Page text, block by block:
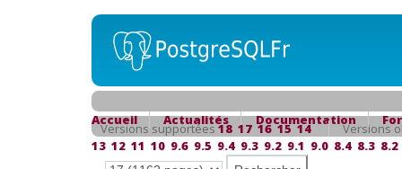
Accueil Actualités Documentation
Versions supportées18 17 16 15 14
Versions
13 12 11 10 9.6 9.5 9.4 9.3 9.2 9.1 9.0 8.4 8.3 8.2